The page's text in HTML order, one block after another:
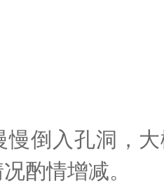
慢倒入孔洞，
酌情增减。